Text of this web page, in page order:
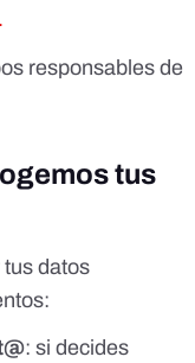
responsables de
tus
datos
: si decides